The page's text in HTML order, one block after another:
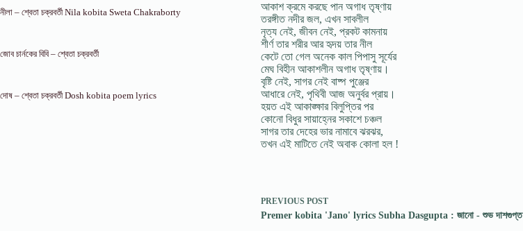
আকাশ ক্রমে করছে পান অগাধ তৃষ্ণায়
তরঙ্গীত নদীর জল, এখন সাবলীল
নৃত্য নেই, জীবন নেই, প্রকট কামনায়
শীর্ণ তার শরীর আর হৃদয় তার নীল
কেটে তো গেল অনেক কাল পিপাসু সূর্যের
মেঘ বিহীন আকাশলীন অগাধ তৃষ্ণায়।
বৃষ্টি নেই, সাগর নেই বাষ্প পুঞ্জের
আধারে নেই, পৃথিবী আজ অনুর্বর প্রায়।
হয়ত এই আকা‌ঙ্ক্ষার বিলুপ্তির পর
কোনো বিধুর সায়াহ্নের সকাশে চঞ্চল
সাগর তার দেহের ভার নামাবে ঝরঝর,
তখন এই মাটিতে নেই অবাক কোলা হল !
PREVIOUS POST
Premer kobita 'Jano' lyrics Subha Dasgupta : জানো - শুভ দাশগুপ্ত
নীলা – শ্বেতা চক্রবর্তী Nila kobita Sweta Chakraborty
জোব চার্নকের বিবি – শ্বেতা চক্রবর্তী
দোষ – শ্বেতা চক্রবর্তী Dosh kobita poem lyrics